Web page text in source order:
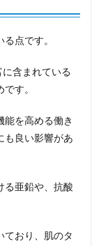
点です。
含まれている
す。
能を高める働き
も良い影響があ
る亜鉛や、抗酸
ており、肌のタ